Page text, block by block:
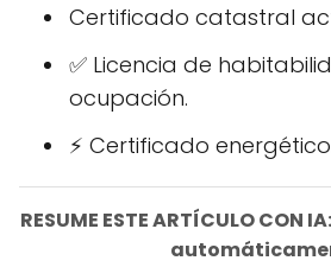
Certificado catastral
✅ Licencia de
ocupación.
⚡ Certificado
RESUME ESTE ARTÍCULO CON